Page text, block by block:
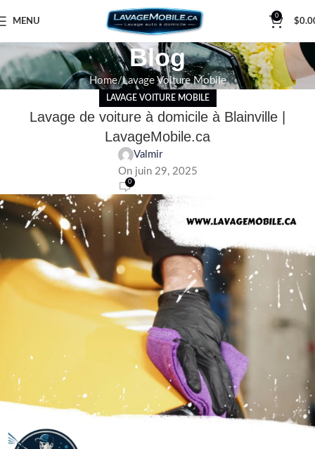
MENU
0
$
Blog
Home Lavage Voiture Mobile
LAVAGE VOITURE MOBILE
Lavage de voiture à domicile à Blainville |
LavageMobile.ca
Valmir
On juin 29, 2025
0